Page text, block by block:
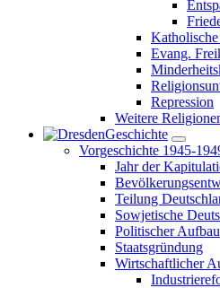
Evang.
Repression
Weitere
Geschichte
Vorgeschichte 1945-
Jahr der
Teilung
Sowjetische
Politischer Aufbau
Staatsgründung
Wirtschaftlicher